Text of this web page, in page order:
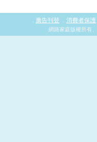
廣告刊登 消費者保護
網路家庭版權所有